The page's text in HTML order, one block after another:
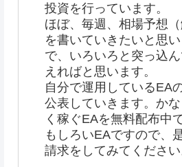
投資を行っています。
ほぼ、毎週、相場予想（
を書いていきたいと思
で、いろいろと突っ込
えればと思います。
自分で運用しているEA
公表していきます。か
く稼ぐEAを無料配布中
もしろいEAですので、
請求をしてみてください